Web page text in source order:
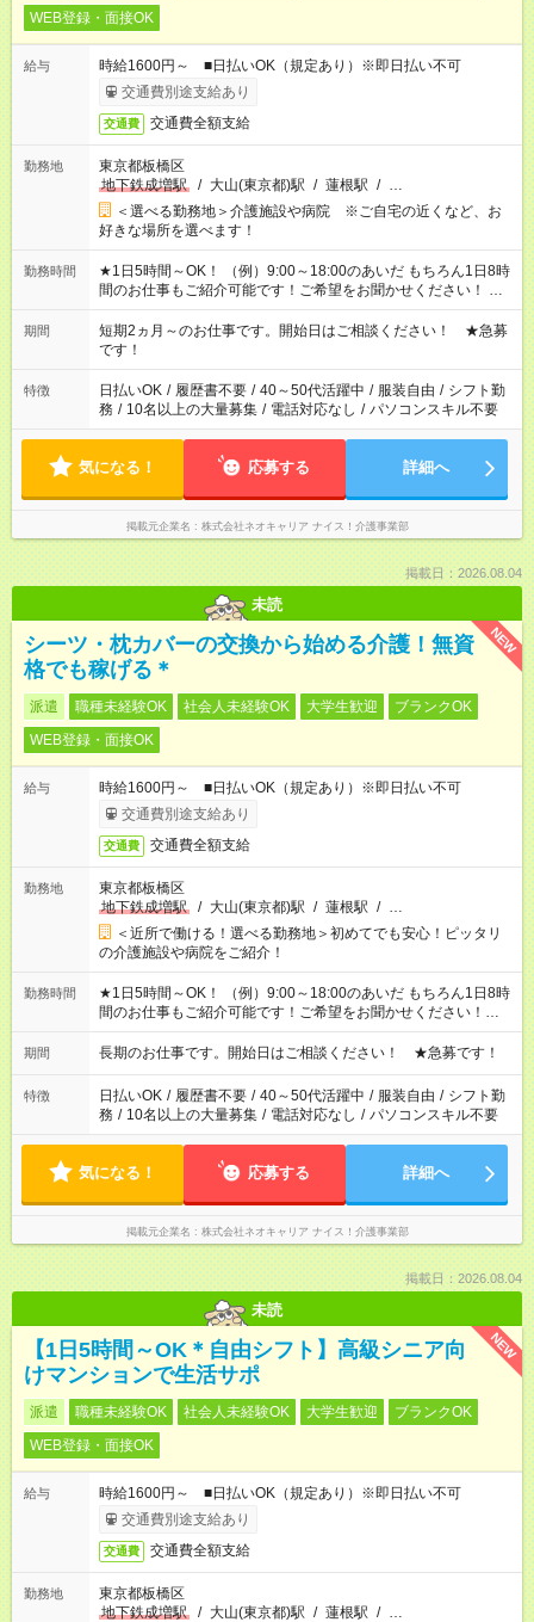
WEB登録・面接OK
給与
時給1600円～ ■日払いOK（規定あり）※即日払い不可
交通費別途支給あり
交通費 交通費全額支給
勤務地
東京都板橋区
地下鉄成増駅
/ 大山(東京都)駅 / 蓮根駅 / …
＜選べる勤務地＞介護施設や病院 ※ご自宅の近くなど、お
好きな場所を選べます！
勤務時間
★1日5時間～OK！ （例）9:00～18:00のあいだ もちろん1日8時
間のお仕事もご紹介可能です！ご希望をお聞かせください！ ※
週最低15時間以上の勤務が必要です
期間
短期2ヵ月～のお仕事です。開始日はご相談ください！ ★急募
です！
特徴 日払いOK / 履歴書不要 / 40～50代活躍中 / 服装自由 / シフト勤
務 / 10名以上の大量募集 / 電話対応なし / パソコンスキル不要
気になる！ 応募する 詳細へ
掲載元企業名 株式会社ネオキャリア ナイス！介護事業部
掲載日：2026.08.04
未読
NEW
シーツ・枕カバーの交換から始める介護！無資
格でも稼げる＊
派遣 職種未経験OK 社会人未経験OK 大学生歓迎
ブランクOK
WEB登録・面接OK
給与
時給1600円～ ■日払いOK（規定あり）※即日払い不可
交通費別途支給あり
交通費 交通費全額支給
勤務地
東京都板橋区
地下鉄成増駅
/ 大山(東京都)駅 / 蓮根駅 / …
＜近所で働ける！選べる勤務地＞初めてでも安心！ピッタリ
の介護施設や病院をご紹介！
勤務時間
★1日5時間～OK！ （例）9:00～18:00のあいだ もちろん1日8時
間のお仕事もご紹介可能です！ご希望をお聞かせください！★家
庭の都合でお休みが必要な場合も遠慮なくご相談ください。 ※
週最低15時間以上の勤務が必要です
期間 長期のお仕事です。開始日はご相談ください！ ★急募です！
特徴 日払いOK / 履歴書不要 / 40～50代活躍中 / 服装自由 / シフト勤
務 / 10名以上の大量募集 / 電話対応なし / パソコンスキル不要
気になる！ 応募する 詳細へ
掲載元企業名 株式会社ネオキャリア ナイス！介護事業部
掲載日：2026.08.04
未読
NEW
【1日5時間～OK＊自由シフト】高級シニア向
けマンションで生活サポ
派遣 職種未経験OK 社会人未経験OK 大学生歓迎
ブランクOK
WEB登録・面接OK
給与
時給1600円～ ■日払いOK（規定あり）※即日払い不可
交通費別途支給あり
交通費 交通費全額支給
勤務地
東京都板橋区
地下鉄成増駅
/ 大山(東京都)駅 / 蓮根駅 / …